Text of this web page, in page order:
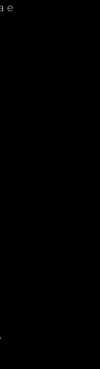
e